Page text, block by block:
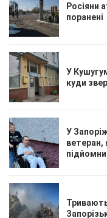
Росіяни
поранені
У
куди
У
ветеран,
Тривають